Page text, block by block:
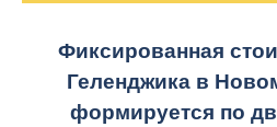
Фиксированная
Геленджика в
формируется по